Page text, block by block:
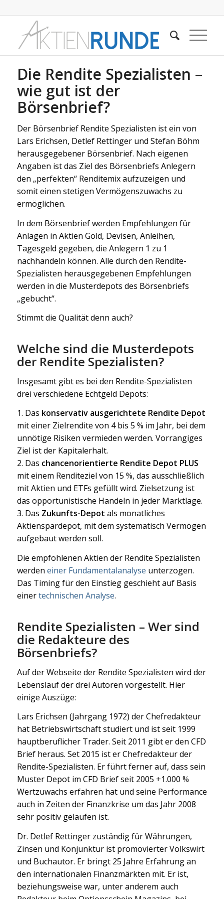
Die Rendite Spezialisten –
wie gut ist der
Börsenbrief?
Der Börsenbrief Rendite Spezialisten ist ein von
Lars Erichsen, Detlef Rettinger und Stefan Böhm
herausgegebener Börsenbrief. Nach eigenen
Angaben ist das Ziel des Börsenbriefs Anlegern
den „perfekten“ Renditemix aufzuzeigen und
somit einen stetigen Vermögenszuwachs zu
ermöglichen.
In dem Börsenbrief werden Empfehlungen für
Anlagen in Aktien Gold, Devisen, Anleihen,
Tagesgeld gegeben, die Anlegern 1 zu 1
nachhandeln können. Alle durch den Rendite-
Spezialisten herausgegebenen Empfehlungen
werden in die Musterdepots des Börsenbriefs
„gebucht“.
Stimmt die Qualität denn auch?
Welche sind die Musterdepots
der Rendite Spezialisten?
Insgesamt gibt es bei den Rendite-Spezialisten
drei verschiedene Echtgeld Depots:
1. Das konservativ ausgerichtete Rendite Depot
mit einer Zielrendite von 4 bis 5 % im Jahr, bei dem
unnötige Risiken vermieden werden. Vorrangiges
Ziel ist der Kapitalerhalt.
2. Das chancenorientierte Rendite Depot PLUS
mit einem Renditeziel von 15 %, das ausschließlich
mit Aktien und ETFs gefüllt wird. Zielsetzung ist
das opportunistische Handeln in jeder Marktlage.
3. Das Zukunfts-Depot als monatliches
Aktienspardepot, mit dem systematisch Vermögen
aufgebaut werden soll.
Die empfohlenen Aktien der Rendite Spezialisten
werden einer Fundamentalanalyse unterzogen.
Das Timing für den Einstieg geschieht auf Basis
einertechnischen Analyse.
Rendite Spezialisten – Wer sind
die Redakteure des
Börsenbriefs?
Auf der Webseite der Rendite Spezialisten wird der
Lebenslauf der drei Autoren vorgestellt. Hier
einige Auszüge:
Lars Erichsen (Jahrgang 1972) der Chefredakteur
hat Betriebswirtschaft studiert und ist seit 1999
hauptberuflicher Trader. Seit 2011 gibt er den CFD
Brief heraus. Set 2015 ist er Chefredakteur der
Rendite-Spezialisten. Er führt ferner auf, dass sein
Muster Depot im CFD Brief seit 2005 +1.000 %
Wertzuwachs erfahren hat und seine Performance
auch in Zeiten der Finanzkrise um das Jahr 2008
sehr positiv gelaufen ist.
Dr. Detlef Rettinger zuständig für Währungen,
Zinsen und Konjunktur ist promovierter Volkswirt
und Buchautor. Er bringt 25 Jahre Erfahrung an
den internationalen Finanzmärkten mit. Er ist,
beziehungsweise war, unter anderem auch